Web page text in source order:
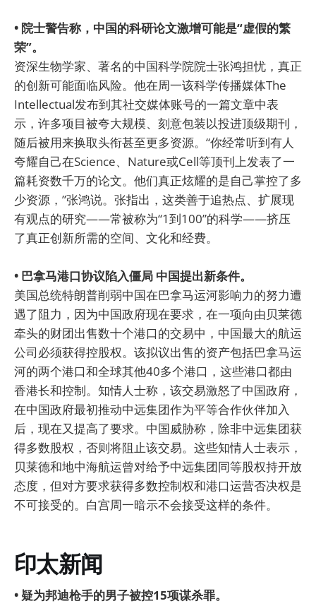
• 院士警告称，中国的科研论文激增可能是“虚假的繁
荣”。
资深生物学家、著名的中国科学院院士张鸿担忧，真正
的创新可能面临风险。他在周一该科学传播媒体The
Intellectual发布到其社交媒体账号的一篇文章中表
示，许多项目被夸大规模、刻意包装以投进顶级期刊，
随后被用来换取头衔甚至更多资源。“你经常听到有人
夸耀自己在Science、Nature或Cell等顶刊上发表了一
篇耗资数千万的论文。他们真正炫耀的是自己掌控了多
少资源，”张鸿说。张指出，这类善于追热点、扩展现
有观点的研究——常被称为“1到100”的科学——挤压
了真正创新所需的空间、文化和经费。
• 巴拿马港口协议陷入僵局 中国提出新条件。
美国总统特朗普削弱中国在巴拿马运河影响力的努力遭
遇了阻力，因为中国政府现在要求，在一项向由贝莱德
牵头的财团出售数十个港口的交易中，中国最大的航运
公司必须获得控股权。该拟议出售的资产包括巴拿马运
河的两个港口和全球其他40多个港口，这些港口都由
香港长和控制。知情人士称，该交易激怒了中国政府，
在中国政府最初推动中远集团作为平等合作伙伴加入
后，现在又提高了要求。中国威胁称，除非中远集团获
得多数股权，否则将阻止该交易。这些知情人士表示，
贝莱德和地中海航运曾对给予中远集团同等股权持开放
态度，但对方要求获得多数控制权和港口运营否决权是
不可接受的。白宫周一暗示不会接受这样的条件。
印太新闻
• 疑为邦迪枪手的男子被控15项谋杀罪。